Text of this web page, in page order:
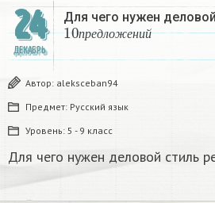
24
ДЕКАБРЬ
Для чего нужен
пре дло жений
10п редложен ий
Автор: aleksceban94
Предмет: Русский язык
Уровень: 5 - 9 класс
Для чего нужен деловой стиль